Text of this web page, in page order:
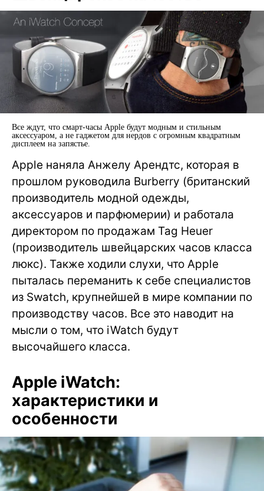
Все ждут, что смарт-часы Apple будут модным и стильным
аксессуаром, а не гаджетом для нердов с огромным квадратным
дисплеем на запястье.
Apple наняла Анжелу Арендтс, которая в
прошлом руководила Burberry (британский
производитель модной одежды,
аксессуаров и парфюмерии) и работала
директором по продажам Tag Heuer
(производитель швейцарских часов класса
люкс). Также ходили слухи, что Apple
пыталась переманить к себе специалистов
из Swatch, крупнейшей в мире компании по
производству часов. Все это наводит на
мысли о том, что iWatch будут
высочайшего класса.
Apple iWatch:
характеристики и
особенности